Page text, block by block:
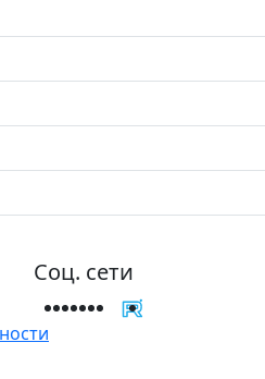
Соц. сети